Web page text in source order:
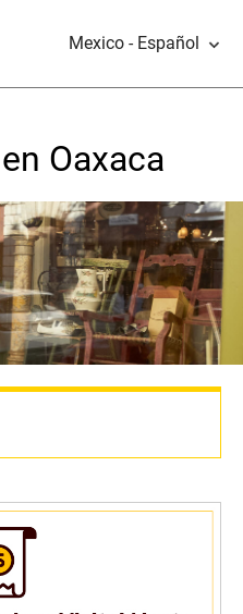
Mexico - Español
Oaxaca